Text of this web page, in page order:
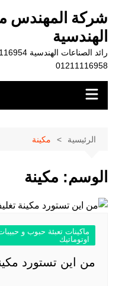
المحتوى
شركة المهندس
الهندسية
01211116958
الرئيسية مكينة
الوسم: مكينة
ماكينات تعبئة حبوب و
اوتوماتيك
من اين تستورد